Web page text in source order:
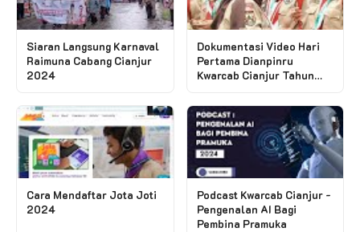
Siaran Langsung Karnaval
Raimuna Cabang Cianjur
2024
Dokumentasi Video Hari
Pertama Dianpinru
Kwarcab Cianjur Tahun
Cara Mendaftar Jota Joti
2024
Podcast Kwarcab Cianjur -
Pengenalan AI Bagi
Pembina Pramuka